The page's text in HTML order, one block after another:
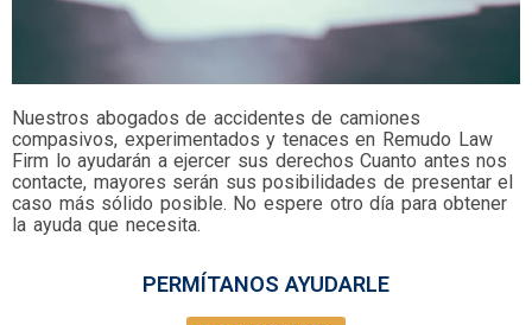
Nuestros abogados de accidentes de camiones
compasivos, experimentados y tenaces en Remudo Law
Firm lo ayudarán a ejercer sus derechos Cuanto antes nos
contacte, mayores serán sus posibilidades de presentar el
caso más sólido posible. No espere otro día para obtener
la ayuda que necesita.
PERMÍTANOS AYUDARLE